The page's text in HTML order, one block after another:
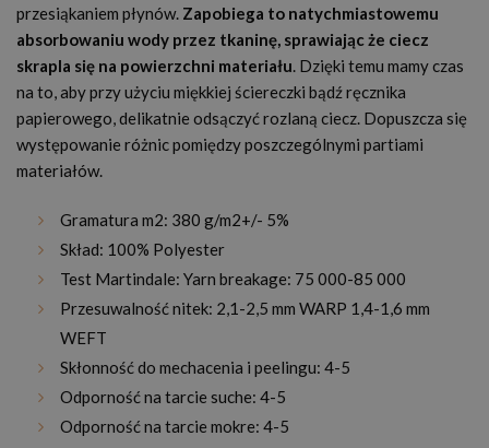
przesiąkaniem płynów. Zapobiega to natychmiastowemu
absorbowaniu wody przez tkaninę, sprawiając że ciecz
skrapla się na powierzchni materiału. Dzięki temu mamy czas
na to, aby przy użyciu miękkiej ściereczki bądź ręcznika
papierowego, delikatnie odsączyć rozlaną ciecz. Dopuszcza się
występowanie różnic pomiędzy poszczególnymi partiami
materiałów.
Gramatura m2: 380 g/m2+/- 5%
Skład: 100% Polyester
Test Martindale: Yarn breakage: 75 000-85 000
Przesuwalność nitek: 2,1-2,5 mm WARP 1,4-1,6 mm
WEFT
Skłonność do mechacenia i peelingu: 4-5
Odporność na tarcie suche: 4-5
Odporność na tarcie mokre: 4-5